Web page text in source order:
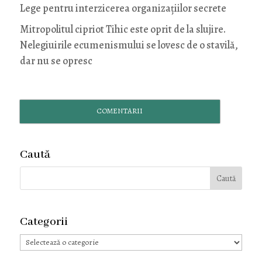
Lege pentru interzicerea organizaţiilor secrete
Mitropolitul cipriot Tihic este oprit de la slujire.
Nelegiuirile ecumenismului se lovesc de o stavilă,
dar nu se opresc
COMENTARII
Caută
Categorii
Categorii